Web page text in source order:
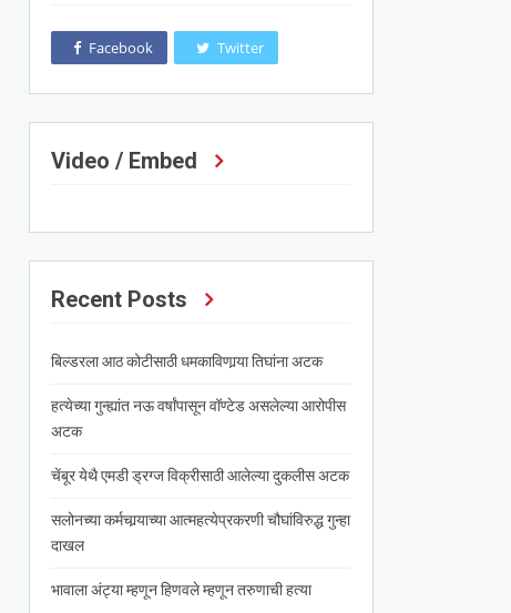
Facebook Twitter
Video / Embed
Recent Posts
बिल्डरला आठ कोटीसाठी धमकाविणार्‍या तिघांना अटक
हत्येच्या गुन्ह्यांत नऊ वर्षांपासून वॉण्टेड असलेल्या आरोपीस
अटक
चेंबूर येथै एमडी ड्रग्ज विक्रीसाठी आलेल्या दुकलीस अटक
सलोनच्या कर्मचार्‍याच्या आत्महत्येप्रकरणी चौघांविरुद्ध गुन्हा
दाखल
भावाला अंट्या म्हणून हिणवले म्हणून तरुणाची हत्या